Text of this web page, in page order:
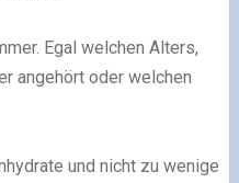
Egal welchen Alters,
angehört oder welchen
und nicht zu wenige